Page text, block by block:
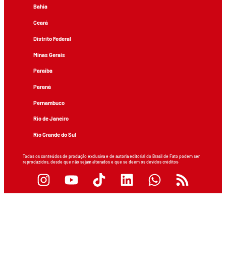
Bahia
Ceará
Distrito Federal
Minas Gerais
Paraíba
Paraná
Pernambuco
Rio de Janeiro
Rio Grande do Sul
Todos os conteúdos de produção exclusiva e de autoria editorial do Brasil de Fato podem ser
reproduzidos, desde que não sejam alterados e que se deem os devidos créditos.